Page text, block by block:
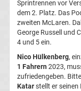
Bundesliga
2.
Sprintrennen vor
dem 2. Platz. Das
zweiten McLaren.
George Russell und
4 und 5 ein.
Nico Hülkenberg,
1 Fahrern 2023,
zufriedengeben.
Katarstellt er seinen